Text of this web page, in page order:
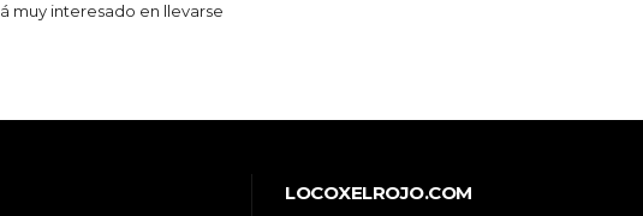
muy interesado en llevarse
LOCOXELROJO.COM